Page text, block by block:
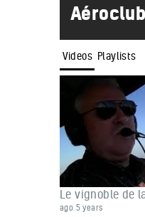
Videos Playlists
ago 5 years